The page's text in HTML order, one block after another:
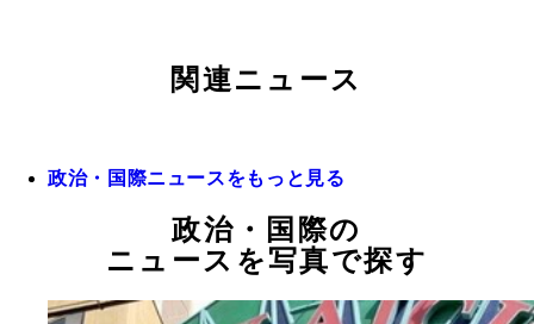
関連ニュース
政治・国際ニュースをもっと見る
政治・国際の
ニュースを写真で探す